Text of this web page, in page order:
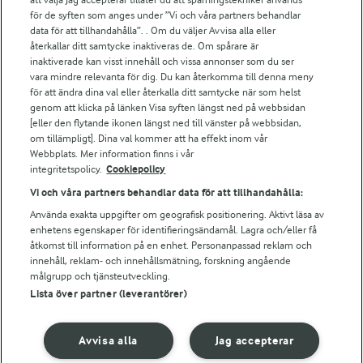
Arla.com
Falbygdens Ost
Arla webbshop
Bildbank
Följ oss
© 2026 Arla Foods
Integritetspolicy
för de syften som anges under ”Vi och våra partners behandlar
data för att tillhandahålla”. . Om du väljer Avvisa alla eller
återkallar ditt samtycke inaktiveras de. Om spårare är
inaktiverade kan visst innehåll och vissa annonser som du ser
vara mindre relevanta för dig. Du kan återkomma till denna meny
för att ändra dina val eller återkalla ditt samtycke när som helst
genom att klicka på länken Visa syften längst ned på webbsidan
[eller den flytande ikonen längst ned till vänster på webbsidan,
om tillämpligt]. Dina val kommer att ha effekt inom vår
Webbplats. Mer information finns i vår
integritetspolicy. Cookiepolicy
Vi och våra partners behandlar data för att tillhandahålla:
Använda exakta uppgifter om geografisk positionering. Aktivt läsa av
enhetens egenskaper för identifieringsändamål. Lagra och/eller få
åtkomst till information på en enhet. Personanpassad reklam och
innehåll, reklam- och innehållsmätning, forskning angående
målgrupp och tjänsteutveckling.
Lista över partner (leverantörer)
Jag accepterar
Avvisa alla